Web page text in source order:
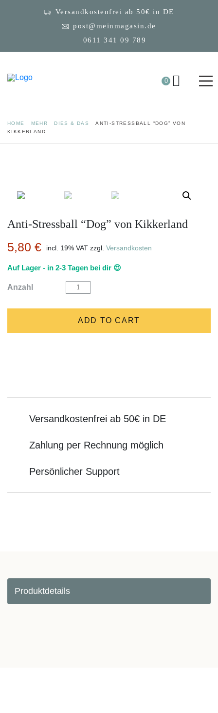
Versandkostenfrei ab 50€ in DE
post@meinmagasin.de
0611 341 09 789
0
HOME MEHR DIES & DAS
ANTI-STRESSBALL “DOG” VON
KIKKERLAND
Anti-Stressball “Dog” von Kikkerland
5,80 € incl. 19% VAT zzgl. Versandkosten
Auf Lager - in 2-3 Tagen bei dir 😍
Anzahl
Anti-
Stressball
von
Kikkerland
quantity
ADD TO CART
Versandkostenfrei ab 50€ in DE
Zahlung per Rechnung möglich
Persönlicher Support
Produktdetails